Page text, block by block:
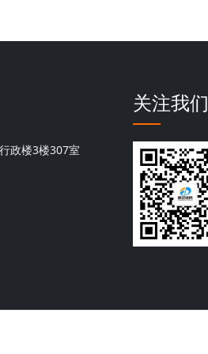
政楼3楼307室
关注我们